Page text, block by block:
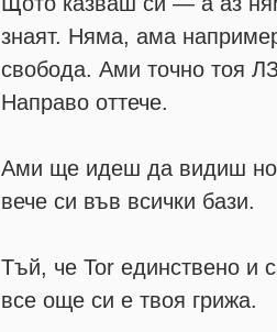
знаят. Няма, ама
свобода. Ами точно тоя
Направо оттече.
Ами ще идеш да видиш
вече си във всички бази.
Тъй, че Tor единствено и
все още си е твоя грижа.